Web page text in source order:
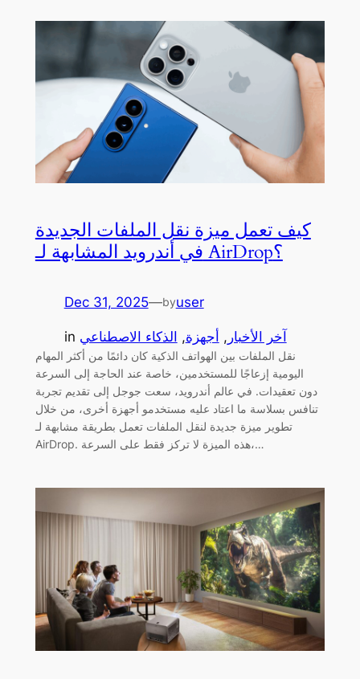
كيف تعمل ميزة نقل الملفات الجديدة
في أندرويد المشابهة لـ AirDrop؟
Dec 31, 2025—byuser
in آخر الأخبار , أجهزة, الذكاء الاصطناعي
نقل الملفات بين الهواتف الذكية كان دائمًا من أكثر المهام
اليومية إزعاجًا للمستخدمين، خاصة عند الحاجة إلى السرعة
دون تعقيدات. في عالم أندرويد، سعت جوجل إلى تقديم تجربة
تنافس بسلاسة ما اعتاد عليه مستخدمو أجهزة أخرى، من خلال
تطوير ميزة جديدة لنقل الملفات تعمل بطريقة مشابهة لـ
AirDrop. هذه الميزة لا تركز فقط على السرعة،…